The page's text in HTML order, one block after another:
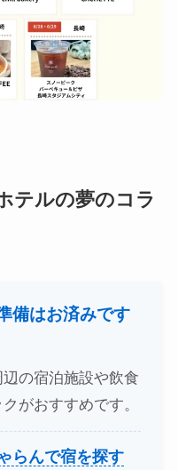
テルの夢のコラ
備はお済みです
の宿泊施設や飲食
がおすすめです。
らんで宿を探す